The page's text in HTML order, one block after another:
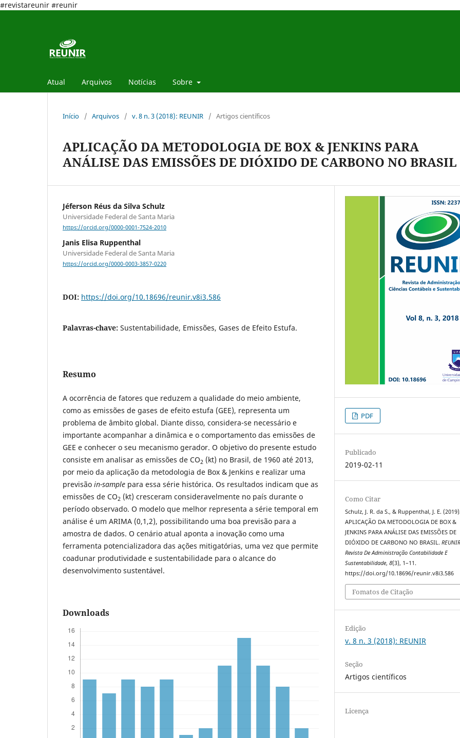
#revistareunir #reunir
Atual Arquivos Notícias Sobre
Início / Arquivos / v. 8 n. 3 (2018): REUNIR / Artigos científicos
APLICAÇÃO DA METODOLOGIA DE BOX & JENKINS PARA
ANÁLISE DAS EMISSÕES DE DIÓXIDO DE CARBONO NO BRASIL
Jéferson Réus da Silva Schulz
Universidade Federal de Santa Maria
https://orcid.org/0000-0001-7524-2010
Janis Elisa Ruppenthal
Universidade Federal de Santa Maria
https://orcid.org/0000-0003-3857-0220
DOI: https://doi.org/10.18696/reunir.v8i3.586
Palavras-chave: Sustentabilidade, Emissões, Gases de Efeito Estufa.
Resumo
A ocorrência de fatores que reduzem a qualidade do meio ambiente,
como as emissões de gases de efeito estufa (GEE), representa um
problema de âmbito global. Diante disso, considera-se necessário e
importante acompanhar a dinâmica e o comportamento das emissões de
GEE e conhecer o seu mecanismo gerador. O objetivo do presente estudo
consiste em analisar as emissões de CO2 (kt) no Brasil, de 1960 até 2013,
por meio da aplicação da metodologia de Box & Jenkins e realizar uma
previsão in-sample para essa série histórica. Os resultados indicam que as
emissões de CO2 (kt) cresceram consideravelmente no país durante o
período observado. O modelo que melhor representa a série temporal em
análise é um ARIMA (0,1,2), possibilitando uma boa previsão para a
amostra de dados. O cenário atual aponta a inovação como uma
ferramenta potencializadora das ações mitigatórias, uma vez que permite
coadunar produtividade e sustentabilidade para o alcance do
desenvolvimento sustentável.
Downloads
PDF
Publicado
2019-02-11
Como Citar
Schulz, J. R. da S., & Ruppenthal, J. E. (2019).
APLICAÇÃO DA METODOLOGIA DE BOX &
JENKINS PARA ANÁLISE DAS EMISSÕES DE
DIÓXIDO DE CARBONO NO BRASIL.
Revista De Administração Contabilidade E
Sustentabilidade,8(3), 1–11.
https://doi.org/10.18696/reunir.v8i3.586
Fomatos de Citação
Edição
v. 8 n. 3 (2018): REUNIR
Seção
Artigos científicos
Licença